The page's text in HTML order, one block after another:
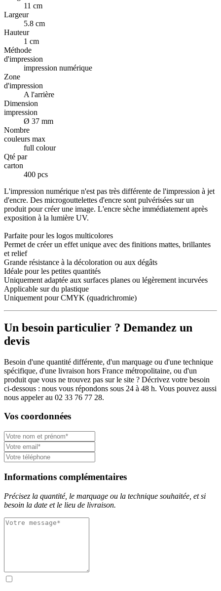
11 cm
Largeur
5.8 cm
Hauteur
1 cm
Méthode
d'impression
impression numérique
Zone
d'impression
A l'arrière
Dimension
impression
Ø 37 mm
Nombre
couleurs max
full colour
Qté par
carton
400 pcs
L'impression numérique n'est pas très différente de l'impression à jet
d'encre. Des microgouttelettes d'encre sont pulvérisées sur un
produit pour créer une image. L'encre sèche immédiatement après
exposition à la lumière UV.
Parfaite pour les logos multicolores
Permet de créer un effet unique avec des finitions mattes, brillantes
et relief
Grande résistance à la décoloration ou aux dégâts
Idéale pour les petites quantités
Uniquement adaptée aux surfaces planes ou légèrement incurvées
Applicable sur du plastique
Uniquement pour CMYK (quadrichromie)
Un besoin particulier ? Demandez un
devis
Besoin d'une quantité différente, d'un marquage ou d'une technique
spécifique, d'une livraison hors France métropolitaine, ou d'un
produit que vous ne trouvez pas sur le site ? Décrivez votre besoin
ci-dessous : nous vous répondons sous 24 à 48 h. Vous pouvez aussi
nous appeler au 02 33 76 77 28.
Vos coordonnées
Informations complémentaires
Précisez la quantité, le marquage ou la technique souhaitée, et si
besoin la date et le lieu de livraison.